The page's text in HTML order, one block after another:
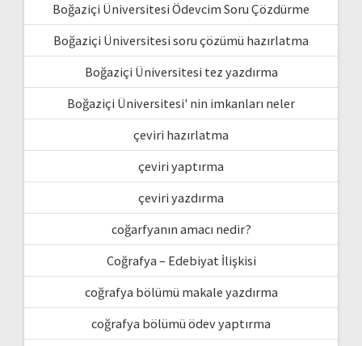
Boğaziçi Üniversitesi Ödevcim Soru Çözdürme
Boğaziçi Üniversitesi soru çözümü hazırlatma
Boğaziçi Üniversitesi tez yazdırma
Boğaziçi Üniversitesi' nin imkanları neler
çeviri hazırlatma
çeviri yaptırma
çeviri yazdırma
coğarfyanın amacı nedir?
Coğrafya – Edebiyat İlişkisi
coğrafya bölümü makale yazdırma
coğrafya bölümü ödev yaptırma